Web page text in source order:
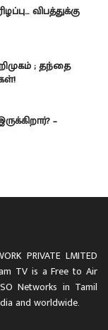
விபத்துக்கு
; தந்தை
–
PRIVATE LMITED
TV is a Free to Air
Networks in Tamil
and worldwide.